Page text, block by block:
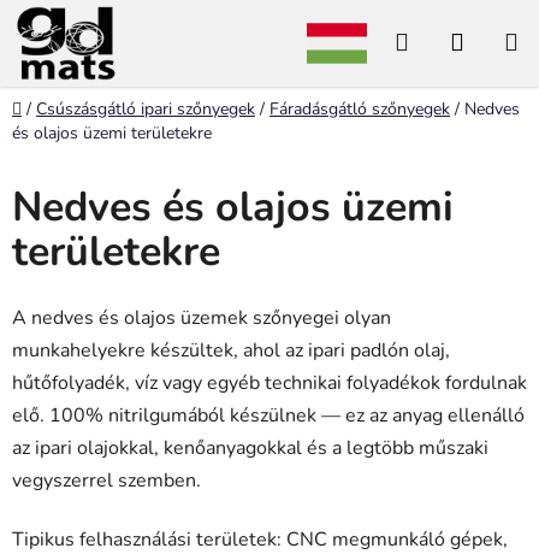
Ugrás
tartalomhoz
Keresés
Kezdőlap
/ Csúszásgátló ipari szőnyegek / Fáradásgátló szőnyegek / Nedves
és olajos üzemi területekre
Nedves és olajos üzemi
területekre
A nedves és olajos üzemek szőnyegei olyan
munkahelyekre készültek, ahol az ipari padlón olaj,
hűtőfolyadék, víz vagy egyéb technikai folyadékok fordulnak
elő. 100% nitrilgumából készülnek — ez az anyag ellenálló
az ipari olajokkal, kenőanyagokkal és a legtöbb műszaki
vegyszerrel szemben.
Tipikus felhasználási területek: CNC megmunkáló gépek,